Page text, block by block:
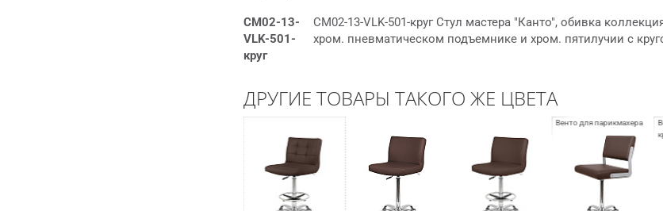
СМ02-13-
VLK-501-
круг
СМ02-13-VLK-501-круг Стул мастера "Канто", обивка
хром. пневматическом подъемнике и хром. пятилучии с
ДРУГИЕ ТОВАРЫ ТАКОГО ЖЕ ЦВЕТА